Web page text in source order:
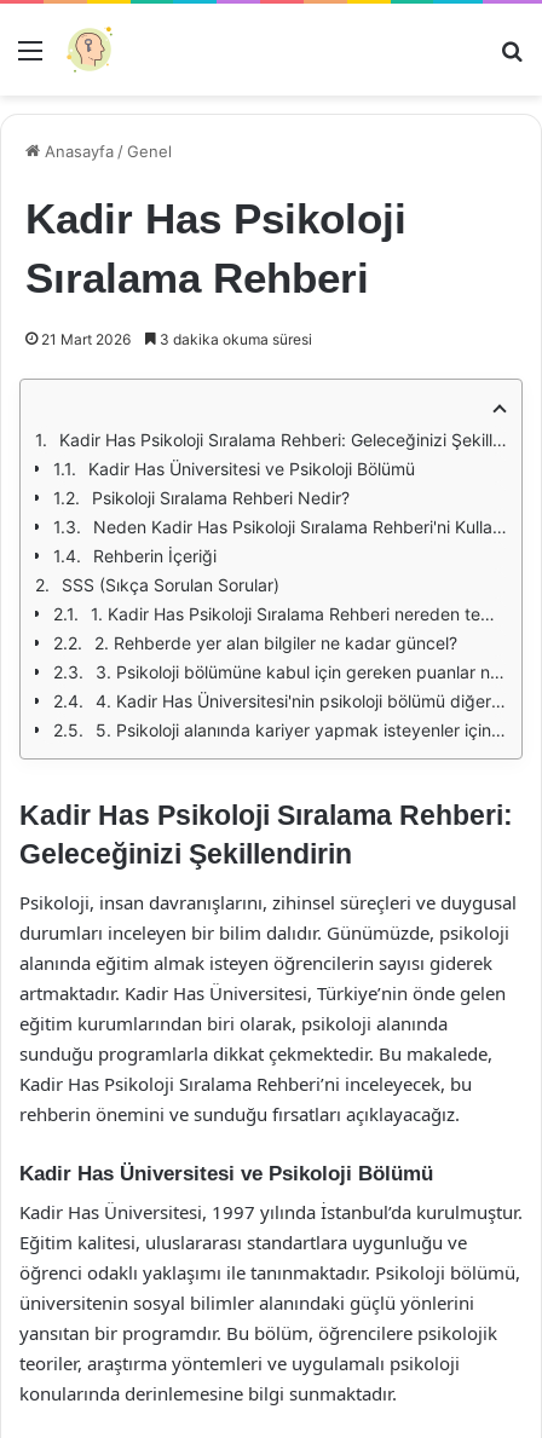
Menü
Anasayfa /Genel
Kadir Has Psikoloji
Sıralama Rehberi
21 Mart 2026 3 dakika okuma süresi
Kadir Has Psikoloji Sıralama Rehberi: Geleceğinizi Şekillendirin
Kadir Has Üniversitesi ve Psikoloji Bölümü
Psikoloji Sıralama Rehberi Nedir?
Neden Kadir Has Psikoloji Sıralama Rehberi'ni Kullanmalısınız?
Rehberin İçeriği
SSS (Sıkça Sorulan Sorular)
1. Kadir Has Psikoloji Sıralama Rehberi nereden temin edilebilir?
2. Rehberde yer alan bilgiler ne kadar güncel?
3. Psikoloji bölümüne kabul için gereken puanlar nasıl belirleniyor?
4. Kadir Has Üniversitesi'nin psikoloji bölümü diğer üniversitelerle nasıl karşılaştırılıyor?
5. Psikoloji alanında kariyer yapmak isteyenler için hangi beceriler önemlidir?
Kadir Has Psikoloji Sıralama Rehberi:
Geleceğinizi Şekillendirin
Psikoloji, insan davranışlarını, zihinsel süreçleri ve duygusal
durumları inceleyen bir bilim dalıdır. Günümüzde, psikoloji
alanında eğitim almak isteyen öğrencilerin sayısı giderek
artmaktadır. Kadir Has Üniversitesi, Türkiye’nin önde gelen
eğitim kurumlarından biri olarak, psikoloji alanında
sunduğu programlarla dikkat çekmektedir. Bu makalede,
Kadir Has Psikoloji Sıralama Rehberi’ni inceleyecek, bu
rehberin önemini ve sunduğu fırsatları açıklayacağız.
Kadir Has Üniversitesi ve Psikoloji Bölümü
Kadir Has Üniversitesi, 1997 yılında İstanbul’da kurulmuştur.
Eğitim kalitesi, uluslararası standartlara uygunluğu ve
öğrenci odaklı yaklaşımı ile tanınmaktadır. Psikoloji bölümü,
üniversitenin sosyal bilimler alanındaki güçlü yönlerini
yansıtan bir programdır. Bu bölüm, öğrencilere psikolojik
teoriler, araştırma yöntemleri ve uygulamalı psikoloji
konularında derinlemesine bilgi sunmaktadır.